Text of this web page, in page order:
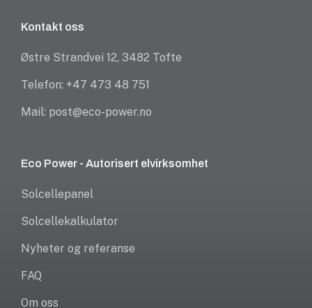
Kontakt oss
Østre Strandvei 12, 3482 Tofte
Telefon: +47 473 48 751
Mail: post@eco-power.no
Eco Power - Autorisert elvirksomhet
Solcellepanel
Solcellekalkulator
Nyheter og referanse
FAQ
Om oss